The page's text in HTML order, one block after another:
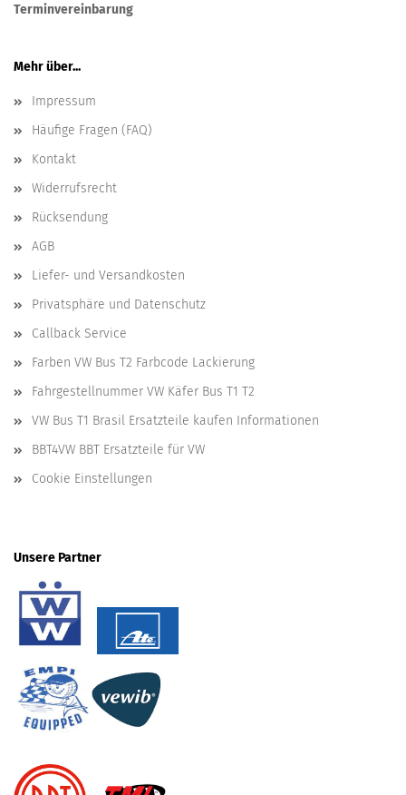
Terminvereinbarung
Mehr über...
Impressum
Häufige Fragen (FAQ)
Kontakt
Widerrufsrecht
Rücksendung
AGB
Liefer- und Versandkosten
Privatsphäre und Datenschutz
Callback Service
Farben VW Bus T2 Farbcode Lackierung
Fahrgestellnummer VW Käfer Bus T1 T2
VW Bus T1 Brasil Ersatzteile kaufen Informationen
BBT4VW BBT Ersatzteile für VW
Cookie Einstellungen
Unsere Partner